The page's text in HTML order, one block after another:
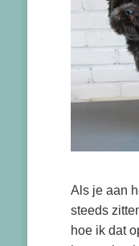
Als je aan
steeds
hoe ik dat